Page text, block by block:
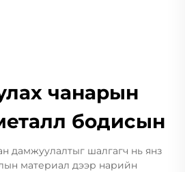
чанарын
бодисын
дамжуулалтыг шалгагч нь янз
материал дээр нарийн